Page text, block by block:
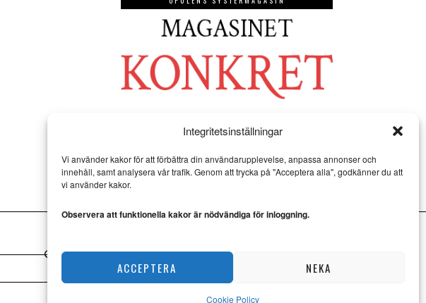
Integritetsinställningar
Vi använder kakor för att förbättra din användarupplevelse, anpassa annonser och
innehåll, samt analysera vår trafik. Genom att trycka på "Acceptera alla", godkänner du att
vi använder kakor.
Observera att funktionella kakor är nödvändiga för inloggning.
ACCEPTERA NEKA
Cookie Policy